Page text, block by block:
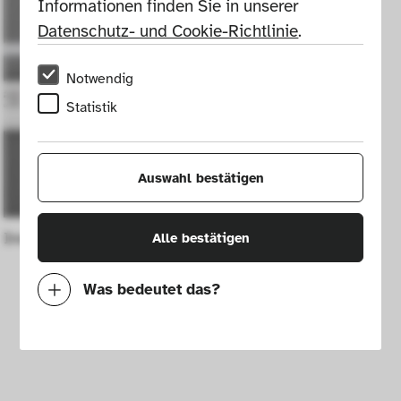
Informationen finden Sie in unserer
Datenschutz- und Cookie-Richtlinie.
Notwendig
Statistik
Auswahl bestätigen
Alle bestätigen
Was bedeutet das?
Mit diesen Cookies können wir durch
Insulinspritze OptiPen 1E Starlet